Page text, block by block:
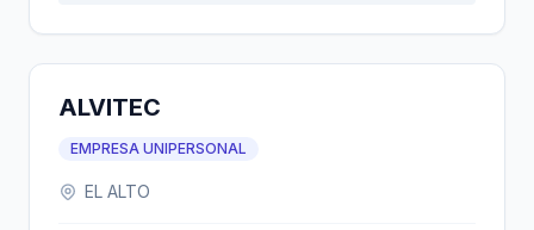
ALVITEC
EMPRESA UNIPERSONAL
EL ALTO